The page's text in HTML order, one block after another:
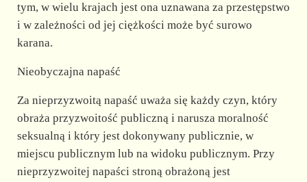
tym, w wielu krajach jest ona uznawana za przestępstwo
i w zależności od jej ciężkości może być surowo
karana.
Nieobyczajna napaść
Za nieprzyzwoitą napaść uważa się każdy czyn, który
obraża przyzwoitość publiczną i narusza moralność
seksualną i który jest dokonywany publicznie, w
miejscu publicznym lub na widoku publicznym. Przy
nieprzyzwoitej napaści stroną obrażoną jest